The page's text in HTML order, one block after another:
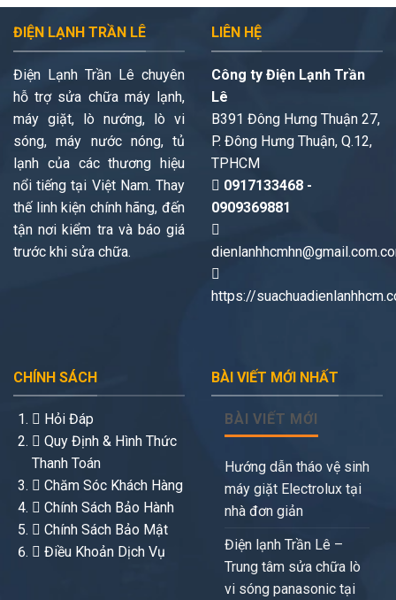
ĐIỆN LẠNH TRẦN LÊ
Điện Lạnh Trần Lê chuyên
hỗ trợ sửa chữa máy lạnh,
máy giặt, lò nướng, lò vi
sóng, máy nước nóng, tủ
lạnh của các thương hiệu
nổi tiếng tại Việt Nam. Thay
thế linh kiện chính hãng, đến
tận nơi kiểm tra và báo giá
trước khi sửa chữa.
LIÊN HỆ
Công ty Điện Lạnh Trần
Lê
B391 Đông Hưng Thuận 27,
P. Đông Hưng Thuận, Q.12,
TPHCM
0917133468 -
0909369881
https://
CHÍNH SÁCH
Hỏi Đáp
Quy Định & Hình Thức
Thanh Toán
Chăm Sóc Khách Hàng
Chính Sách Bảo Hành
Chính Sách Bảo Mật
Điều Khoản Dịch Vụ
BÀI VIẾT MỚI NHẤT
BÀI VIẾT MỚI
Hướng dẫn tháo vệ sinh
máy giặt Electrolux tại
nhà đơn giản
Điện lạnh Trần Lê –
Trung tâm sửa chữa lò
vi sóng panasonic tại